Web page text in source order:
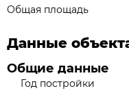
Общая площадь
Данные
Общие данные
Год постройки